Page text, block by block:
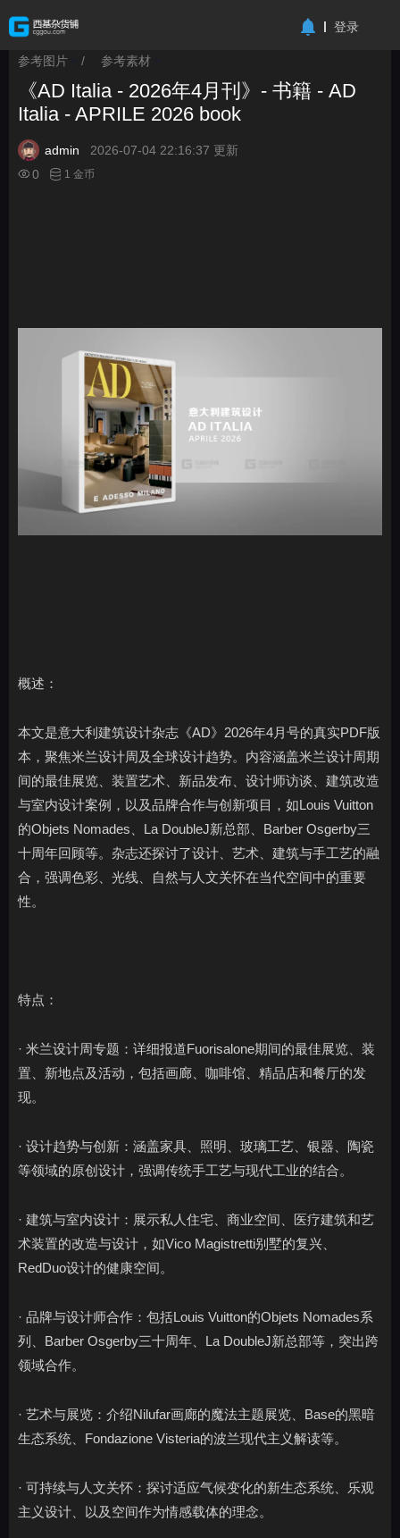
登录
参考图片 / 参考素材
《AD Italia - 2026年4月刊》- 书籍 - AD
Italia - APRILE 2026 book
admin
2026-07-04 22:16:37 更新
0
1 金币
概述：
本文是意大利建筑设计杂志《AD》2026年4月号的真实PDF版
本，聚焦米兰设计周及全球设计趋势。内容涵盖米兰设计周期
间的最佳展览、装置艺术、新品发布、设计师访谈、建筑改造
与室内设计案例，以及品牌合作与创新项目，如Louis Vuitton
的Objets Nomades、La DoubleJ新总部、Barber Osgerby三
十周年回顾等。杂志还探讨了设计、艺术、建筑与手工艺的融
合，强调色彩、光线、自然与人文关怀在当代空间中的重要
性。
特点：
· 米兰设计周专题：详细报道Fuorisalone期间的最佳展览、装
置、新地点及活动，包括画廊、咖啡馆、精品店和餐厅的发
现。
· 设计趋势与创新：涵盖家具、照明、玻璃工艺、银器、陶瓷
等领域的原创设计，强调传统手工艺与现代工业的结合。
· 建筑与室内设计：展示私人住宅、商业空间、医疗建筑和艺
术装置的改造与设计，如Vico Magistretti别墅的复兴、
RedDuo设计的健康空间。
· 品牌与设计师合作：包括Louis Vuitton的Objets Nomades系
列、Barber Osgerby三十周年、La DoubleJ新总部等，突出跨
领域合作。
· 艺术与展览：介绍Nilufar画廊的魔法主题展览、Base的黑暗
生态系统、Fondazione Visteria的波兰现代主义解读等。
· 可持续与人文关怀：探讨适应气候变化的新生态系统、乐观
主义设计、以及空间作为情感载体的理念。